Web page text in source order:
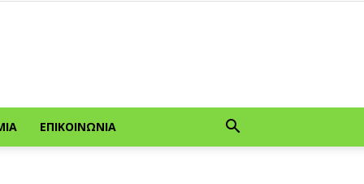
ΕΠΙΚΟΙΝΩΝΊΑ